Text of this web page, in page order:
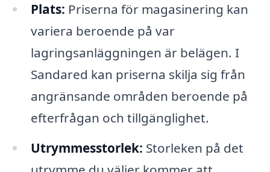
Plats: Priserna för magasinering kan
variera beroende på var
lagringsanläggningen är belägen. I
Sandared kan priserna skilja sig från
angränsande områden beroende på
efterfrågan och tillgänglighet.
Utrymmesstorlek: Storleken på det